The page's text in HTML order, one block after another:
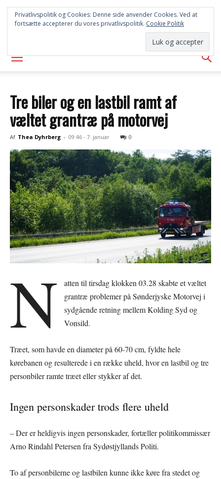
SYD
AVISEN
Tre biler og en lastbil ramt af
væltet grantræ på motorvej
Af Thea Dyhrberg - 09:46 - 7. januar 0
N
atten til tirsdag klokken 03.28 skabte et væltet
grantræ problemer på Sønderjyske Motorvej i
sydgående retning mellem Kolding Syd og
Vonsild.
Træet, som havde en diameter på 60-70 cm, fyldte hele
kørebanen og resulterede i en række uheld, hvor en lastbil og tre
personbiler ramte træet eller stykker af det.
Ingen personskader trods flere uheld
– Der er heldigvis ingen personskader, fortæller politikommissær
Arno Rindahl Petersen fra Sydøstjyllands Politi.
To af personbilerne og lastbilen kunne ikke køre fra stedet og
Privatlivspolitik og Cookies: Denne side anvender Cookies. Ved at
fortsætte accepterer du vores privatlivspolitik. Cookie Politik